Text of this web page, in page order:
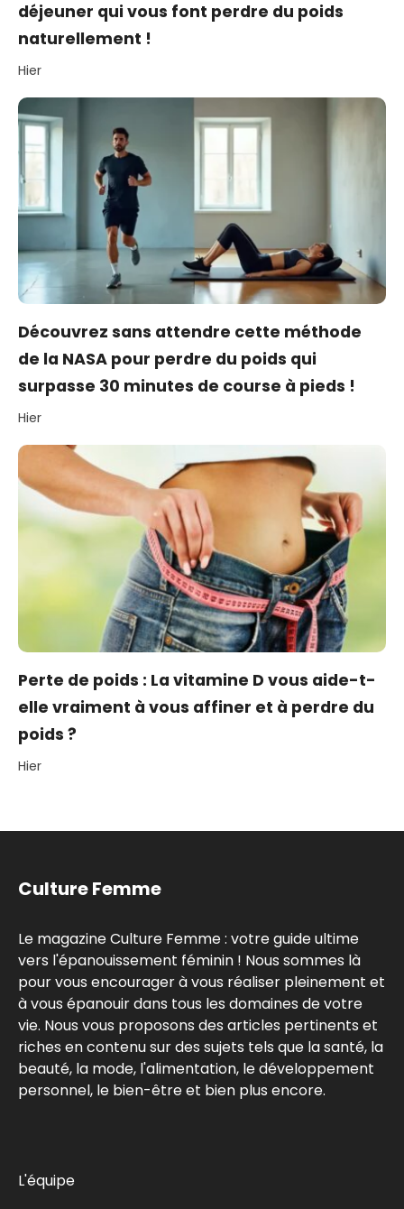
déjeuner qui vous font perdre du poids
naturellement !
Hier
Découvrez sans attendre cette méthode
de la NASA pour perdre du poids qui
surpasse 30 minutes de course à pieds !
Hier
Perte de poids : La vitamine D vous aide-t-
elle vraiment à vous affiner et à perdre du
poids ?
Hier
Culture Femme
Le magazine Culture Femme : votre guide ultime
vers l'épanouissement féminin ! Nous sommes là
pour vous encourager à vous réaliser pleinement et
à vous épanouir dans tous les domaines de votre
vie. Nous vous proposons des articles pertinents et
riches en contenu sur des sujets tels que la santé, la
beauté, la mode, l'alimentation, le développement
personnel, le bien-être et bien plus encore.
L'équipe